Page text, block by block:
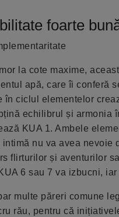
foarte
la cote maxime,
apă, care îi conferă
ciclul elementelor
echilibrul și armonia
KUA 1. Ambele
nu va avea nevoie
flirturilor și aventurilor
6 sau 7 va izbucni,
multe păreri comune
rău, pentru că